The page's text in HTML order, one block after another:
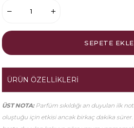
ÜRÜN ÖZELLIKLERI
ÜST NOTA:Parfüm sıkıldığı an duyulan ilk
oluştuğu için etkisi ancak birkaç dakika